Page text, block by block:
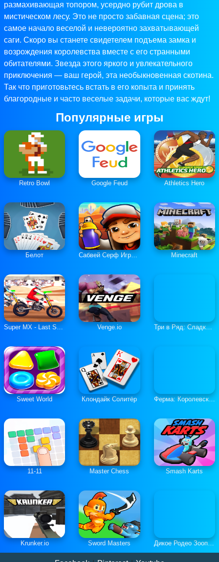
размахивающая топором, усердно рубит дрова в
мистическом лесу. Это не просто забавная сцена; это
самое начало веселой и невероятно захватывающей
саги. Скоро вы станете свидетелем подъема замка и
возрождения королевства вместе с его странными
обитателями. Звезда этого яркого и увлекательного
приключения — ваш герой, эта необыкновенная скотина.
Так что приготовьтесь встать в его копыта и принять
благородные и часто веселые задачи, которые вас ждут!
Популярные игры
Retro Bowl Google Feud Athletics Hero
Белот Сабвей Серф Играть Онлайн Minecraft
Super MX - Last Season Venge.io Три в Ряд: Сладкие Загадки
Sweet World Клондайк Солитёр Ферма: Королевская История
11-11 Master Chess Smash Karts
Krunker.io Sword Masters Дикое Родео Зоопарк